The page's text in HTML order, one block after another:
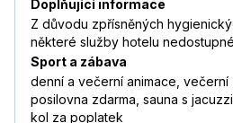
Doplňující informace
Z důvodu zpřísněných
některé služby hotelu
Sport a zábava
denní a večerní animace, večerní
posilovna zdarma, sauna s
kol za poplatek